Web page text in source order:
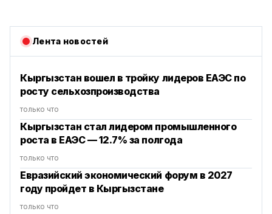
Лента новостей
Кыргызстан вошел в тройку лидеров ЕАЭС по
росту сельхозпроизводства
только что
Кыргызстан стал лидером промышленного
роста в ЕАЭС — 12.7% за полгода
только что
Евразийский экономический форум в 2027
году пройдет в Кыргызстане
только что